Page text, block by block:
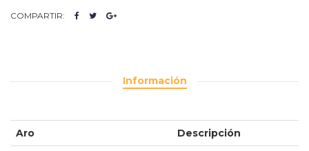
COMPARTIR:
Información
Aro Descripción